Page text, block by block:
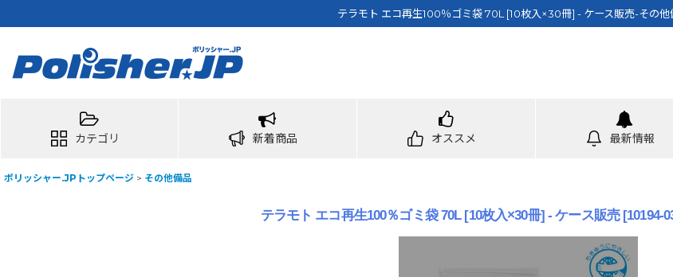
テラモト エコ再生100％ゴミ袋 70L [10枚入×30冊] - ケース販売-その他
カテゴリ 新着商品 オススメ 最新情報
ポリッシャー.JPトップページ > その他備品
テラモト エコ再生100％ゴミ袋 70L [10枚入×30冊] - ケース販売 [10194-